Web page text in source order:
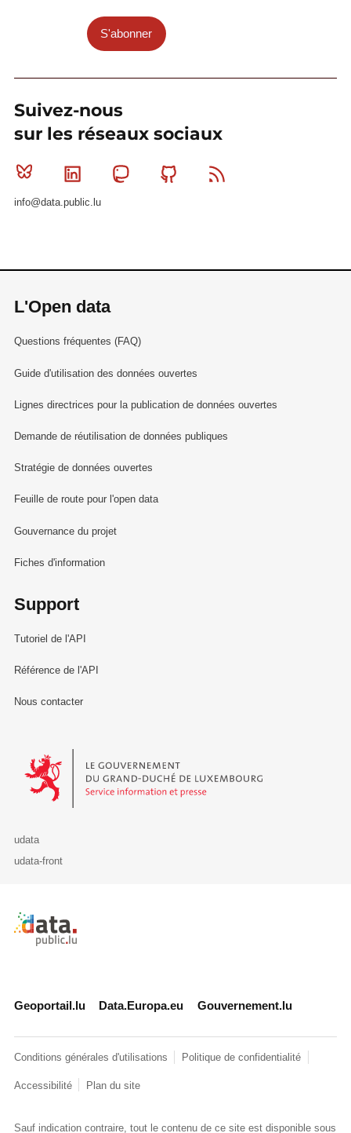
S'abonner
Suivez-nous
sur les réseaux sociaux
Bluesky Linkedin MastodonGithub
info@data.public.lu
L'Open data
Questions fréquentes (FAQ)
Guide d'utilisation des données ouvertes
Lignes directrices pour la publication de données ouvertes
Demande de réutilisation de données publiques
Stratégie de données ouvertes
Feuille de route pour l'open data
Gouvernance du projet
Fiches d'information
Support
Tutoriel de l'API
Référence de l'API
Nous contacter
Le Gouvernement du Grand-Duché de Luxembourg - Service
udata
udata-front
Retour à l'accueil de data.public.lu
Geoportail.lu Data.Europa.eu Gouvernement.lu
Conditions générales d'utilisations Politique de confidentialité
Accessibilité Plan du site
Sauf indication contraire, tout le contenu de ce site est disponible sous